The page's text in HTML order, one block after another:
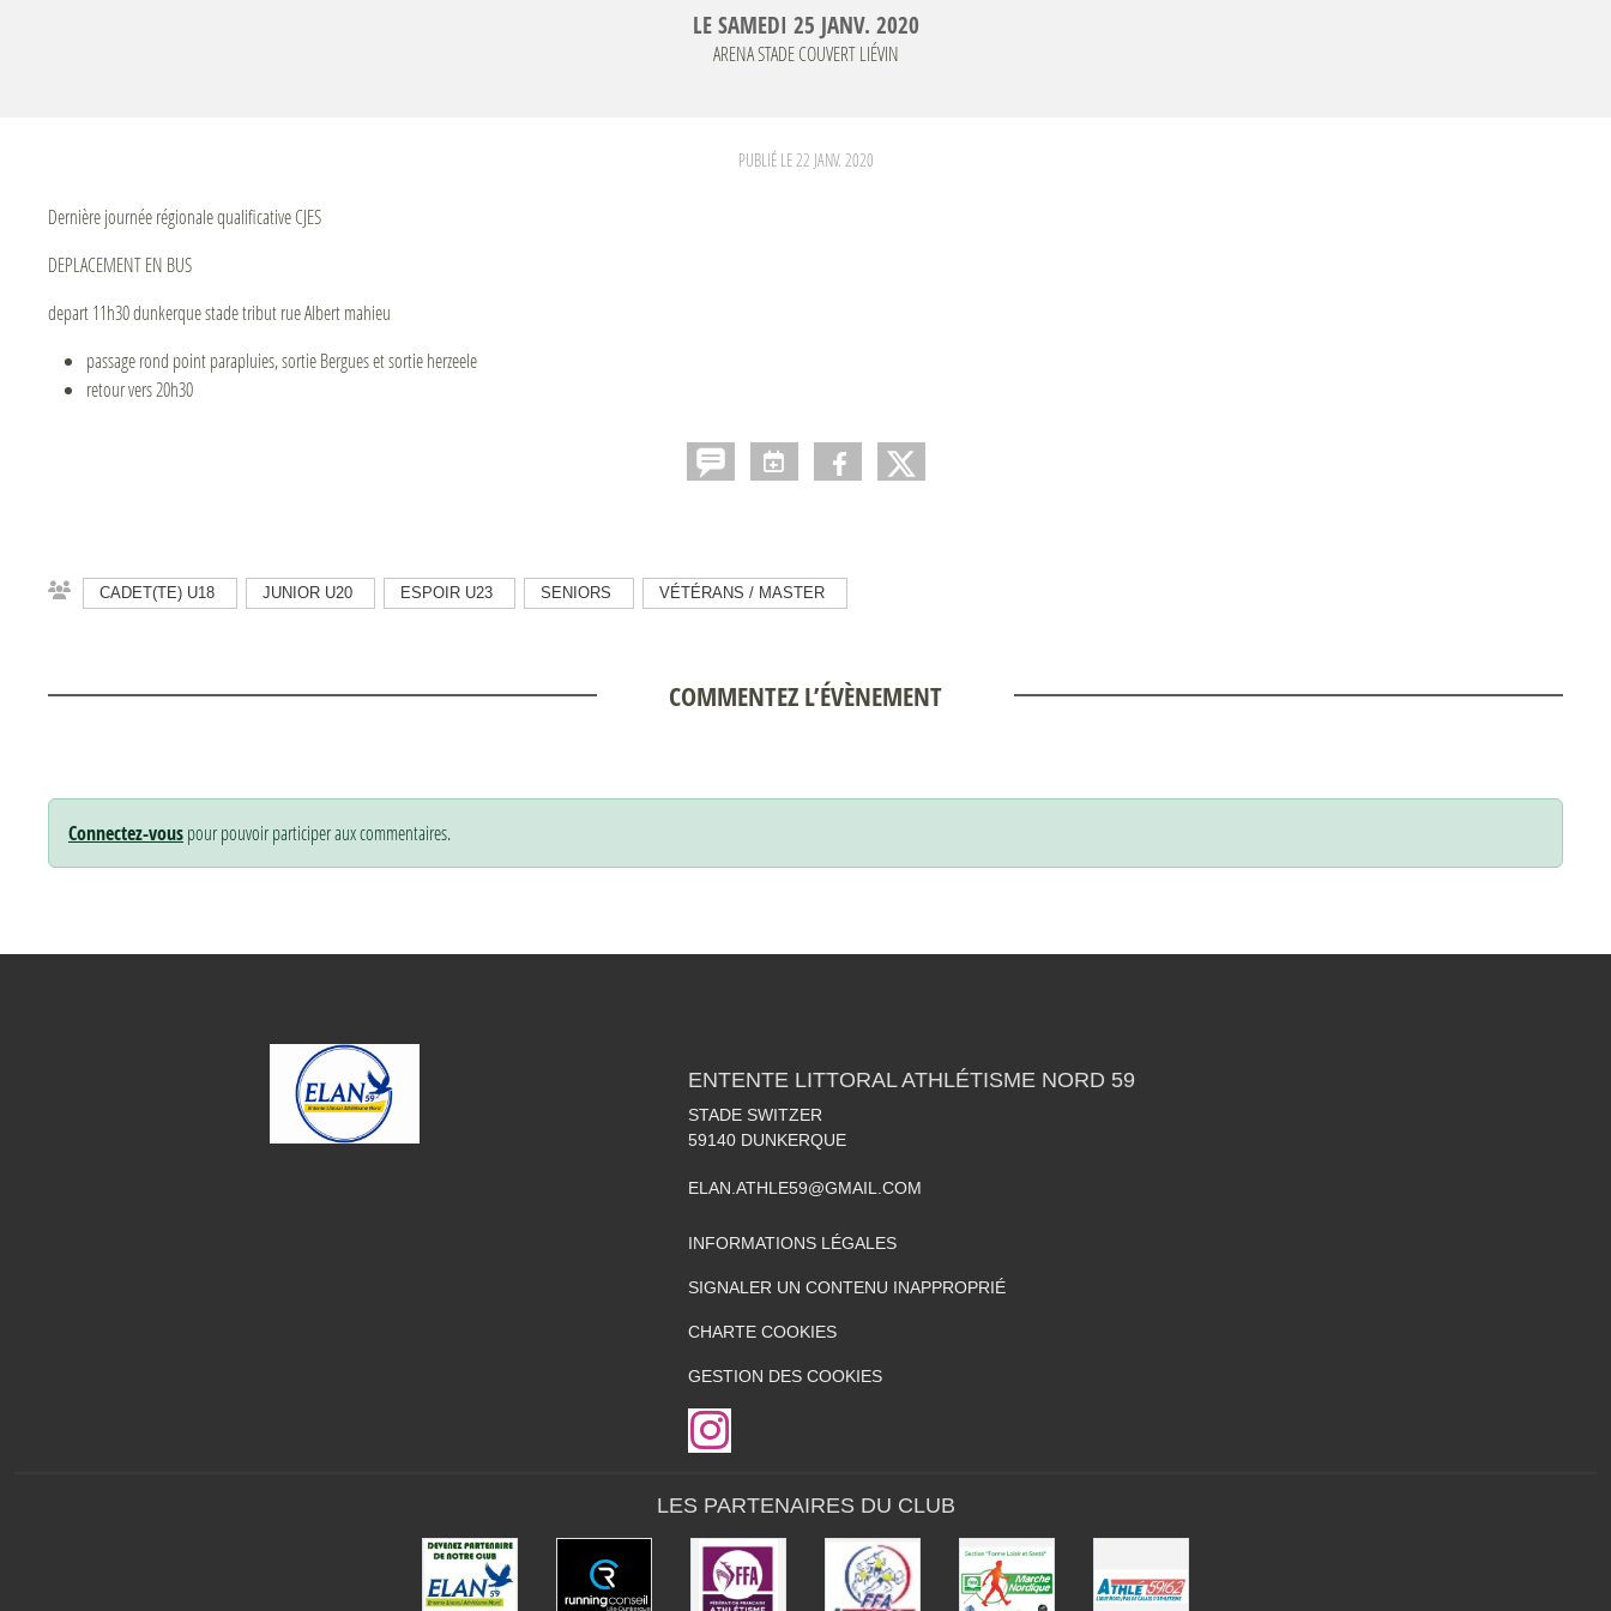
LESAMEDI 25 JANV. 2020
ARENA STADE COUVERT LIÉVIN
PUBLIÉ LE22 JANV. 2020
Dernière journée régionale qualificative CJES
DEPLACEMENT EN BUS
depart 11h30 dunkerque stade tribut rue Albert mahieu
passage rond point parapluies, sortie Bergues et sortie herzeele
retour vers 20h30
CADET(TE) U18 JUNIOR U20 ESPOIR U23 SENIORS VÉTÉRANS / MASTER
COMMENTEZ L’ÉVÈNEMENT
Connectez-vouspour pouvoir participer aux commentaires.
ENTENTE LITTORAL ATHLÉTISME NORD 59
STADE SWITZER
59140 DUNKERQUE
ELAN.ATHLE59@GMAIL.COM
INFORMATIONS LÉGALES
SIGNALER UN CONTENU INAPPROPRIÉ
CHARTE COOKIES
GESTION DES COOKIES
LES PARTENAIRES DU CLUB